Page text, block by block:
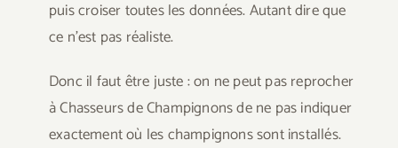
puis croiser toutes les données. Autant dire que
ce n’est pas réaliste.
Donc il faut être juste : on ne peut pas reprocher
à Chasseurs de Champignons de ne pas indiquer
exactement où les champignons sont installés.